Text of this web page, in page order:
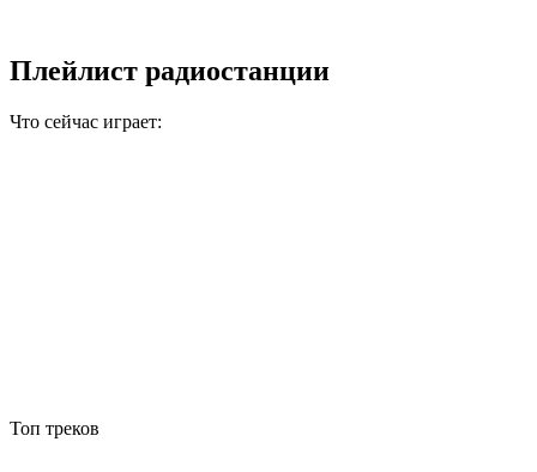
Плейлист радиостанции
Что сейчас играет:
Топ треков